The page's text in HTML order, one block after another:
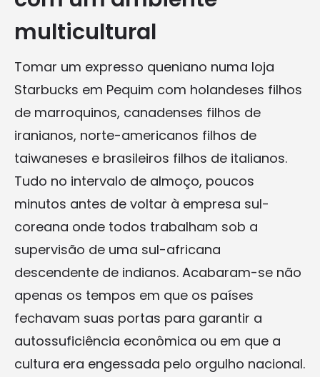
multicultural
Tomar um expresso queniano numa loja
Starbucks em Pequim com holandeses filhos
de marroquinos, canadenses filhos de
iranianos, norte-americanos filhos de
taiwaneses e brasileiros filhos de italianos.
Tudo no intervalo de almoço, poucos
minutos antes de voltar à empresa sul-
coreana onde todos trabalham sob a
supervisão de uma sul-africana
descendente de indianos. Acabaram-se não
apenas os tempos em que os países
fechavam suas portas para garantir a
autossuficiência econômica ou em que a
cultura era engessada pelo orgulho nacional.